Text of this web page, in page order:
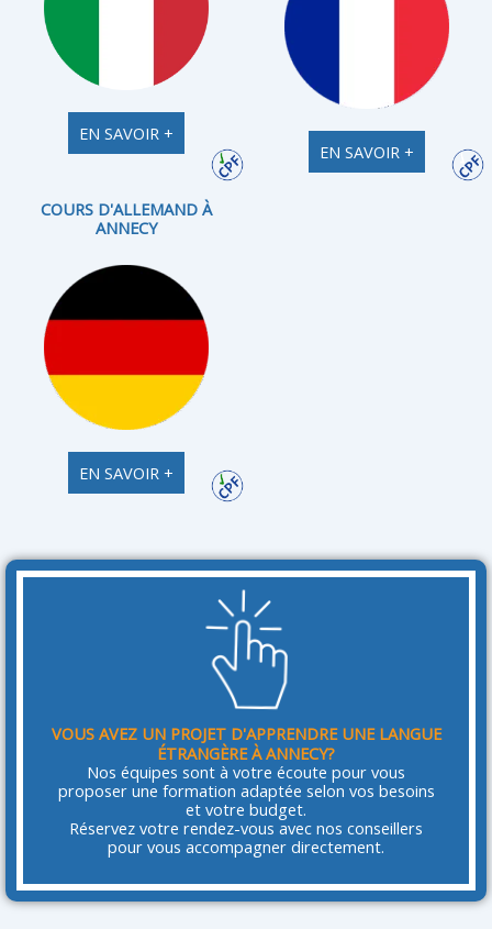
EN SAVOIR +
EN SAVOIR +
COURS D'ALLEMAND À
ANNECY
EN SAVOIR +
VOUS AVEZ UN PROJET D'APPRENDRE UNE LANGUE
ÉTRANGÈRE À ANNECY?
Nos équipes sont à votre écoute pour vous
proposer une formation adaptée selon vos besoins
et votre budget.
Réservez votre rendez-vous avec nos conseillers
pour vous accompagner directement.